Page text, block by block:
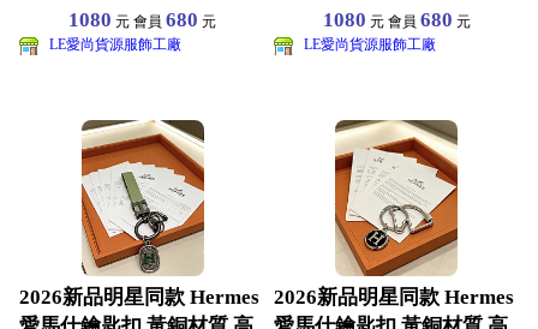
端品質 包
1080 元 會員680 元
LE愛尚貨源服飾工廠
端品質 包
1080 元 會員 680 元
LE愛尚貨源服飾工廠
2026新品明星同款 Hermes
2026新品明星同款 Hermes